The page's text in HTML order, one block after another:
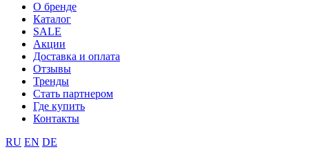
О бренде
Каталог
SALE
Акции
Доставка и оплата
Отзывы
Тренды
Стать партнером
Где купить
Контакты
RU EN DE